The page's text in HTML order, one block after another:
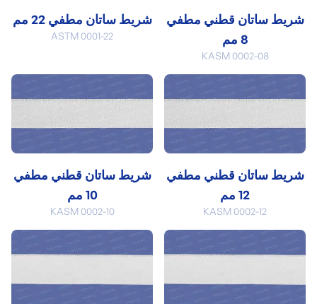
شريط ساتان مطفي 22 مم
ASTM 0001-22
شريط ساتان قطني مطفي
8 مم
KASM 0002-08
شريط ساتان قطني مطفي
10 مم
KASM 0002-10
شريط ساتان قطني مطفي
12 مم
KASM 0002-12